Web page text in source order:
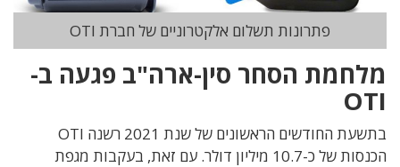
פתרונות תשלום אלקטרוניים של חברת OTI
מלחמת הסחר סין-ארה"ב פגעה ב-
OTI
בתשעת החודשים הראשונים של שנת 2021 רשנה OTI
הכנסות של כ-10.7 מיליון דולר. עם זאת, בעקבות מגפת